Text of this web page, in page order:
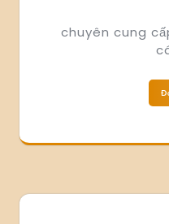
chuyên cung